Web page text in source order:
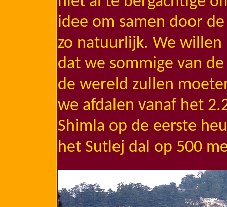
idee om samen door
zo natuurlijk. We
dat we sommige van
de wereld zullen
we afdalen vanaf het
Shimla op de eerste
het Sutlej dal op 500